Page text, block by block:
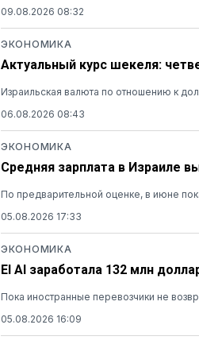
09.08.2026 08:32
ЭКОНОМИКА
Актуальный курс шекеля:
Израильская валюта по отношению к
06.08.2026 08:43
ЭКОНОМИКА
Средняя зарплата в Израиле
По предварительной оценке, в июне
05.08.2026 17:33
ЭКОНОМИКА
El Al заработала 132 млн
Пока иностранные перевозчики не
05.08.2026 16:09